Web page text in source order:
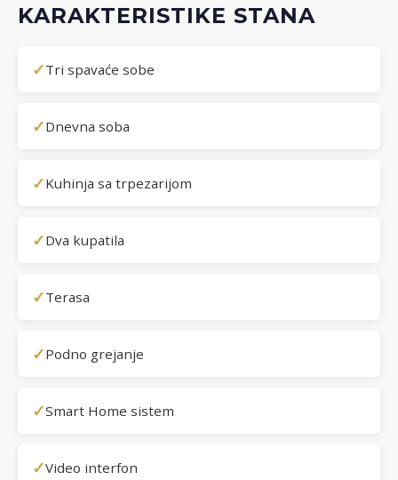
KARAKTERISTIKE STANA
✓Tri spavaće sobe
✓Dnevna soba
✓Kuhinja sa trpezarijom
✓Dva kupatila
✓Terasa
✓Podno grejanje
✓Smart Home sistem
✓Video interfon